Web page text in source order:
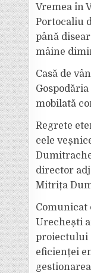
Vremea în
Portocaliu
până
mâine
Casă de
mobilată
Regrete
cele
director
Mitrița
Comunicat
Urechești
proiectului
eficienței